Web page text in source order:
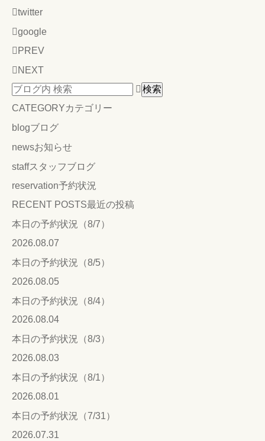
twitter
google
PREV
NEXT
CATEGORYカテゴリー
blogブログ
newsお知らせ
staffスタッフブログ
reservation予約状況
RECENT POSTS最近の投稿
本日の予約状況（8/7）
2026.08.07
本日の予約状況（8/5）
2026.08.05
本日の予約状況（8/4）
2026.08.04
本日の予約状況（8/3）
2026.08.03
本日の予約状況（8/1）
2026.08.01
本日の予約状況（7/31）
2026.07.31